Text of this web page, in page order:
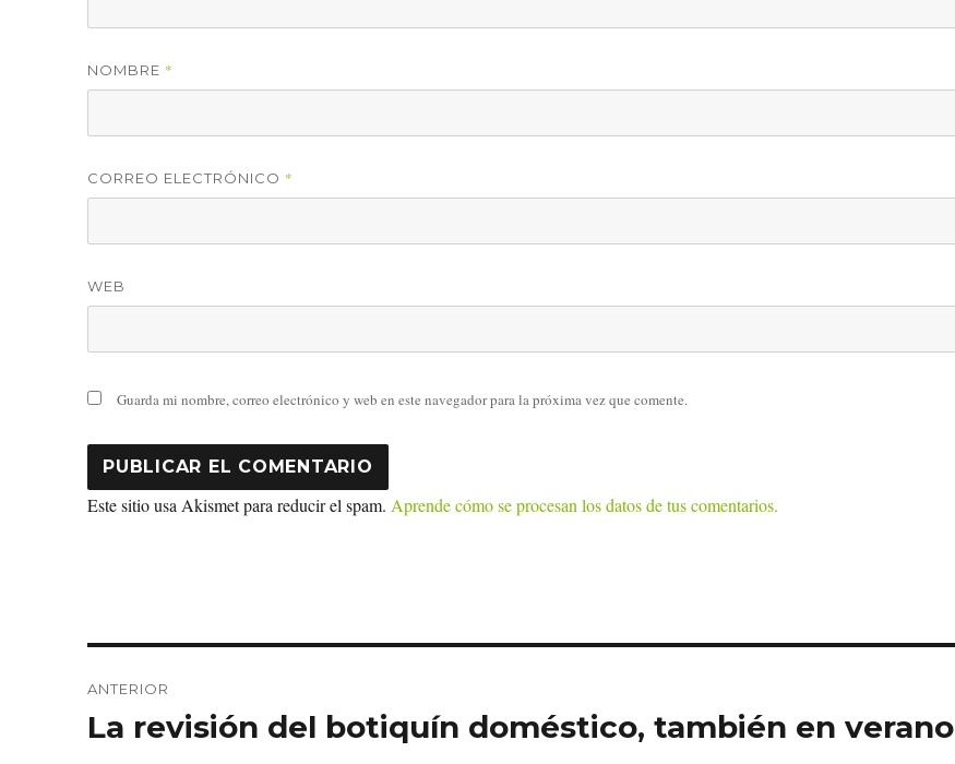
NOMBRE *
CORREO ELECTRÓNICO *
WEB
Guarda mi nombre, correo electrónico y web en este navegador para la próxima vez que comente.
Este sitio usa Akismet para reducir el spam. Aprende cómo se procesan los datos de tus comentarios.
de
ANTERIOR
Entrada
La revisión del botiquín doméstico, también en verano